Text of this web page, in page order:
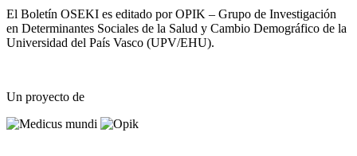
El Boletín OSEKI es editado por OPIK – Grupo de Investigación
en Determinantes Sociales de la Salud y Cambio Demográfico de la
Universidad del País Vasco (UPV/EHU).
Un proyecto de